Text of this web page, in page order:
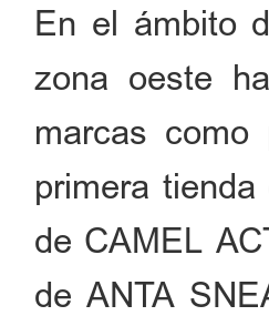
En el ámbito
zona oeste
marcas
primera
de CAMEL
de ANTA